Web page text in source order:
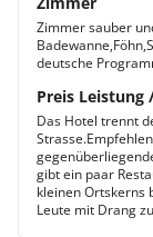
Zimmer sauber
deutsche
Preis Leistung
Das Hotel trennt
gibt ein paar
kleinen Ortskerns
Leute mit Drang